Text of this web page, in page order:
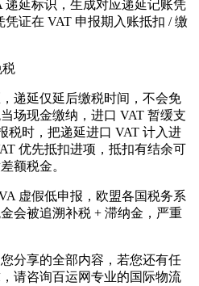
递延标识，生成对应递延记账凭
凭证在 VAT 申报期入账抵扣 / 缴
延仅延后缴税时间，不会免
场现金缴纳，进口 VAT 暂缓支
税时，把递延进口 VAT 计入进
优先抵扣进项，抵扣有结余可
额税金。
虚假低申报，欧盟各国税务系
会被追溯补税 + 滞纳金，严重
享的全部内容，若您还有任
请咨询百运网专业的国际物流